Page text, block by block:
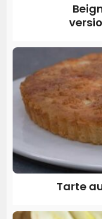
Tarte